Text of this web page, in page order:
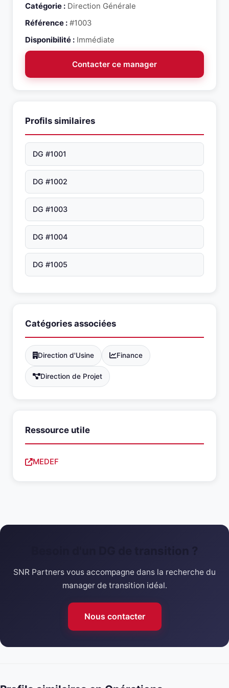
Catégorie : Direction Générale
Référence : #1003
Disponibilité : Immédiate
Contacter ce manager
Profils similaires
DG #1001
DG #1002
DG #1003
DG #1004
DG #1005
Catégories associées
Direction d'Usine Finance
Direction de Projet
Ressource utile
MEDEF
SNR Partners vous accompagne dans la recherche du
manager de transition idéal.
Nous contacter